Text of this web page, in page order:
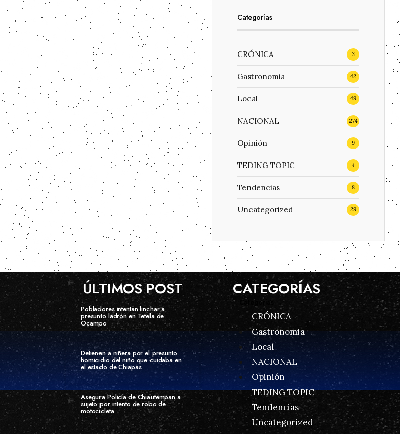
Categorías
CRÓNICA 3
Gastronomia 42
Local 49
NACIONAL 274
Opinión 9
TEDING TOPIC 4
Tendencias 8
Uncategorized 29
ÚLTIMOS POST
Pobladores intentan linchar a
presunto ladrón en Tetela de
Ocampo
Detienen a niñera por el presunto
homicidio del niño que cuidaba en
el estado de Chiapas
Asegura Policía de Chiautempan a
sujeto por intento de robo de
motocicleta
CATEGORÍAS
Categorías
CRÓNICA
Gastronomia
Local
NACIONAL
Opinión
TEDING TOPIC
Tendencias
Uncategorized